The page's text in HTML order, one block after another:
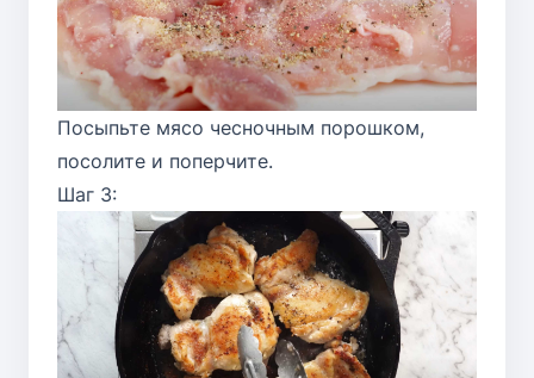
Посыпьте мясо чесночным порошком,
посолите и поперчите.
Шаг 3: